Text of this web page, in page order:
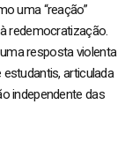
uma “reação”
redemocratização.
resposta violenta
articulada
independente das